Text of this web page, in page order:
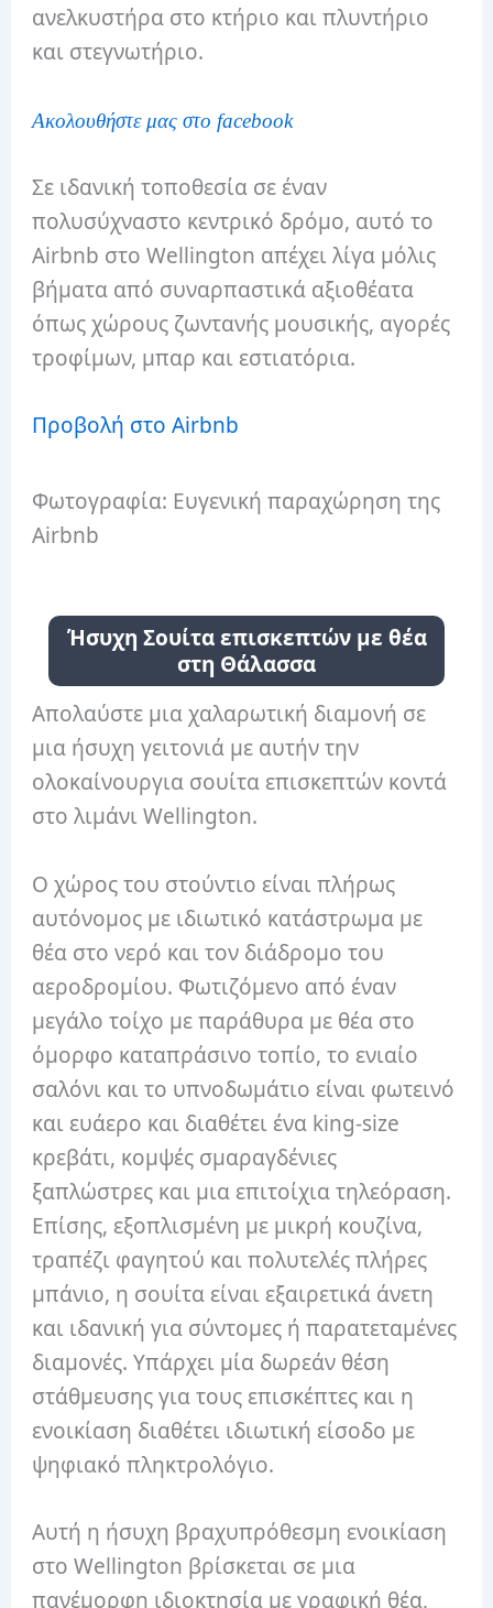
ανελκυστήρα στο κτήριο και πλυντήριο
και στεγνωτήριο.
Aκολουθήστε μας στο facebook
Σε ιδανική τοποθεσία σε έναν
πολυσύχναστο κεντρικό δρόμο, αυτό το
Airbnb στο Wellington απέχει λίγα μόλις
βήματα από συναρπαστικά αξιοθέατα
όπως χώρους ζωντανής μουσικής, αγορές
τροφίμων, μπαρ και εστιατόρια.
Προβολή στο Airbnb
Φωτογραφία: Ευγενική παραχώρηση της
Airbnb
Ήσυχη Σουίτα επισκεπτών με θέα
στη Θάλασσα
Απολαύστε μια χαλαρωτική διαμονή σε
μια ήσυχη γειτονιά με αυτήν την
ολοκαίνουργια σουίτα επισκεπτών κοντά
στο λιμάνι Wellington.
Ο χώρος του στούντιο είναι πλήρως
αυτόνομος με ιδιωτικό κατάστρωμα με
θέα στο νερό και τον διάδρομο του
αεροδρομίου. Φωτιζόμενο από έναν
μεγάλο τοίχο με παράθυρα με θέα στο
όμορφο καταπράσινο τοπίο, το ενιαίο
σαλόνι και το υπνοδωμάτιο είναι φωτεινό
και ευάερο και διαθέτει ένα king-size
κρεβάτι, κομψές σμαραγδένιες
ξαπλώστρες και μια επιτοίχια τηλεόραση.
Επίσης, εξοπλισμένη με μικρή κουζίνα,
τραπέζι φαγητού και πολυτελές πλήρες
μπάνιο, η σουίτα είναι εξαιρετικά άνετη
και ιδανική για σύντομες ή παρατεταμένες
διαμονές.Υπάρχει μία δωρεάν θέση
στάθμευσης για τους επισκέπτες και η
ενοικίαση διαθέτει ιδιωτική είσοδο με
ψηφιακό πληκτρολόγιο.
Αυτή η ήσυχη βραχυπρόθεσμη ενοικίαση
στο Wellington βρίσκεται σε μια
πανέμορφη ιδιοκτησία με γραφική θέα,